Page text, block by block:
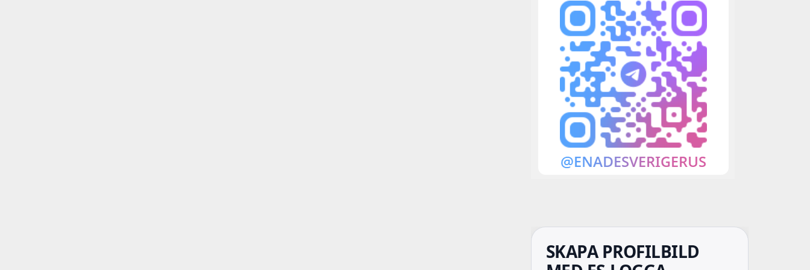
SKAPA PROFILBILD